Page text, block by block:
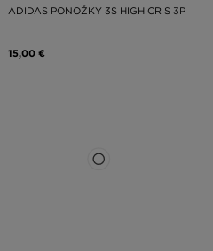
ADIDAS PONOŽKY 3S HIGH CR S 3P
15,00 €